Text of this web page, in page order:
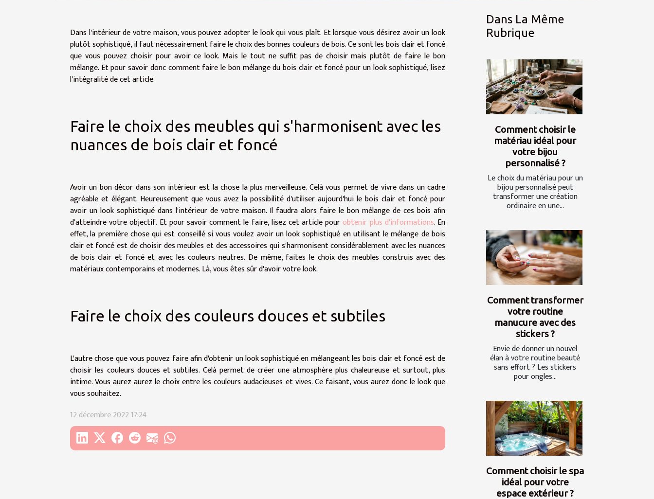
Dans l'intérieur de votre maison, vous pouvez adopter le look qui vous plaît. Et lorsque vous désirez avoir un look
plutôt sophistiqué, il faut nécessairement faire le choix des bonnes couleurs de bois. Ce sont les bois clair et foncé
que vous pouvez choisir pour avoir ce look. Mais le tout ne suffit pas de choisir mais plutôt de faire le bon
mélange. Et pour savoir donc comment faire le bon mélange du bois clair et foncé pour un look sophistiqué, lisez
l'intégralité de cet article.
Faire le choix des meubles qui s'harmonisent avec les
nuances de bois clair et foncé
Avoir un bon décor dans son intérieur est la chose la plus merveilleuse. Celà vous permet de vivre dans un cadre
agréable et élégant. Heureusement que vous avez la possibilité d'utiliser aujourd'hui le bois clair et foncé pour
avoir un look sophistiqué dans l'intérieur de votre maison. Il faudra alors faire le bon mélange de ces bois afin
d'atteindre votre objectif. Et pour savoir comment le faire, lisez cet article pourobtenir plus d'informations. En
effet, la première chose qui est conseillé si vous voulez avoir un look sophistiqué en utilisant le mélange de bois
clair et foncé est de choisir des meubles et des accessoires qui s'harmonisent considérablement avec les nuances
de bois clair et foncé et avec les couleurs neutres. De même, faites le choix des meubles construis avec des
matériaux contemporains et modernes. Là, vous êtes sûr d'avoir votre look.
Faire le choix des couleurs douces et subtiles
L'autre chose que vous pouvez faire afin d'obtenir un look sophistiqué en mélangeant les bois clair et foncé est de
choisir les couleurs douces et subtiles. Celà permet de créer une atmosphère plus chaleureuse et surtout, plus
intime. Vous aurez aurez le choix entre les couleurs audacieuses et vives. Ce faisant, vous aurez donc le look que
vous souhaitez.
12 décembre 2022 17:24
Dans La Même
Rubrique
Comment choisir le
matériau idéal pour
votre bijou
personnalisé ?
Le choix du matériau pour un
bijou personnalisé peut
transformer une création
ordinaire en une...
Comment transformer
votre routine
manucure avec des
stickers ?
Envie de donner un nouvel
élan à votre routine beauté
sans effort ? Les stickers
pour ongles...
Comment choisir le spa
idéal pour votre
espace extérieur ?